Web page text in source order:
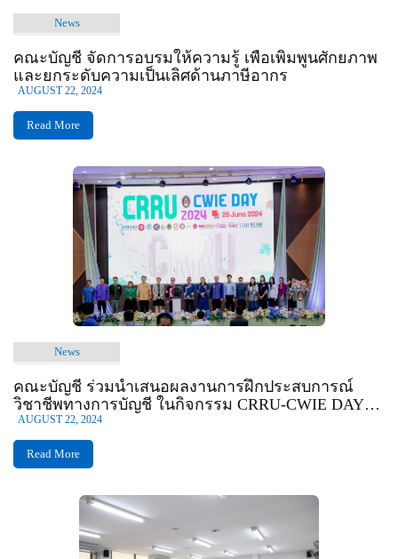
News
คณะบัญชี จัดการอบรมให้ความรู้ เพื่อเพิ่มพูนศักยภาพ
และยกระดับความเป็นเลิศด้านภาษีอากร
AUGUST 22, 2024
Read More
News
คณะบัญชี ร่วมนำเสนอผลงานการฝึกประสบการณ์
วิชาชีพทางการบัญชี ในกิจกรรม CRRU-CWIE DAY
2024
AUGUST 22, 2024
Read More